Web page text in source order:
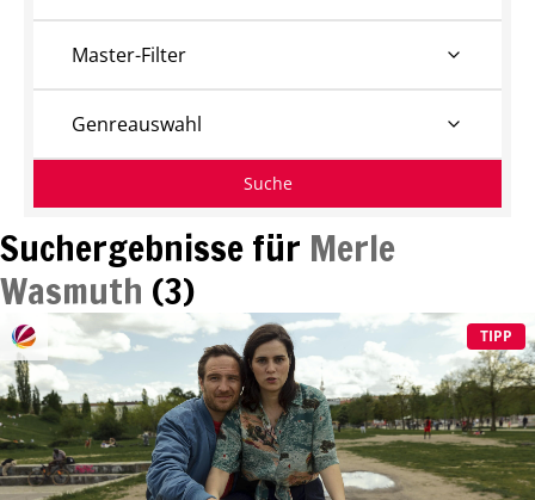
Suchergebnisse für Merle
Wasmuth (3)
TIPP
Master-Filter
Genreauswahl
Suche